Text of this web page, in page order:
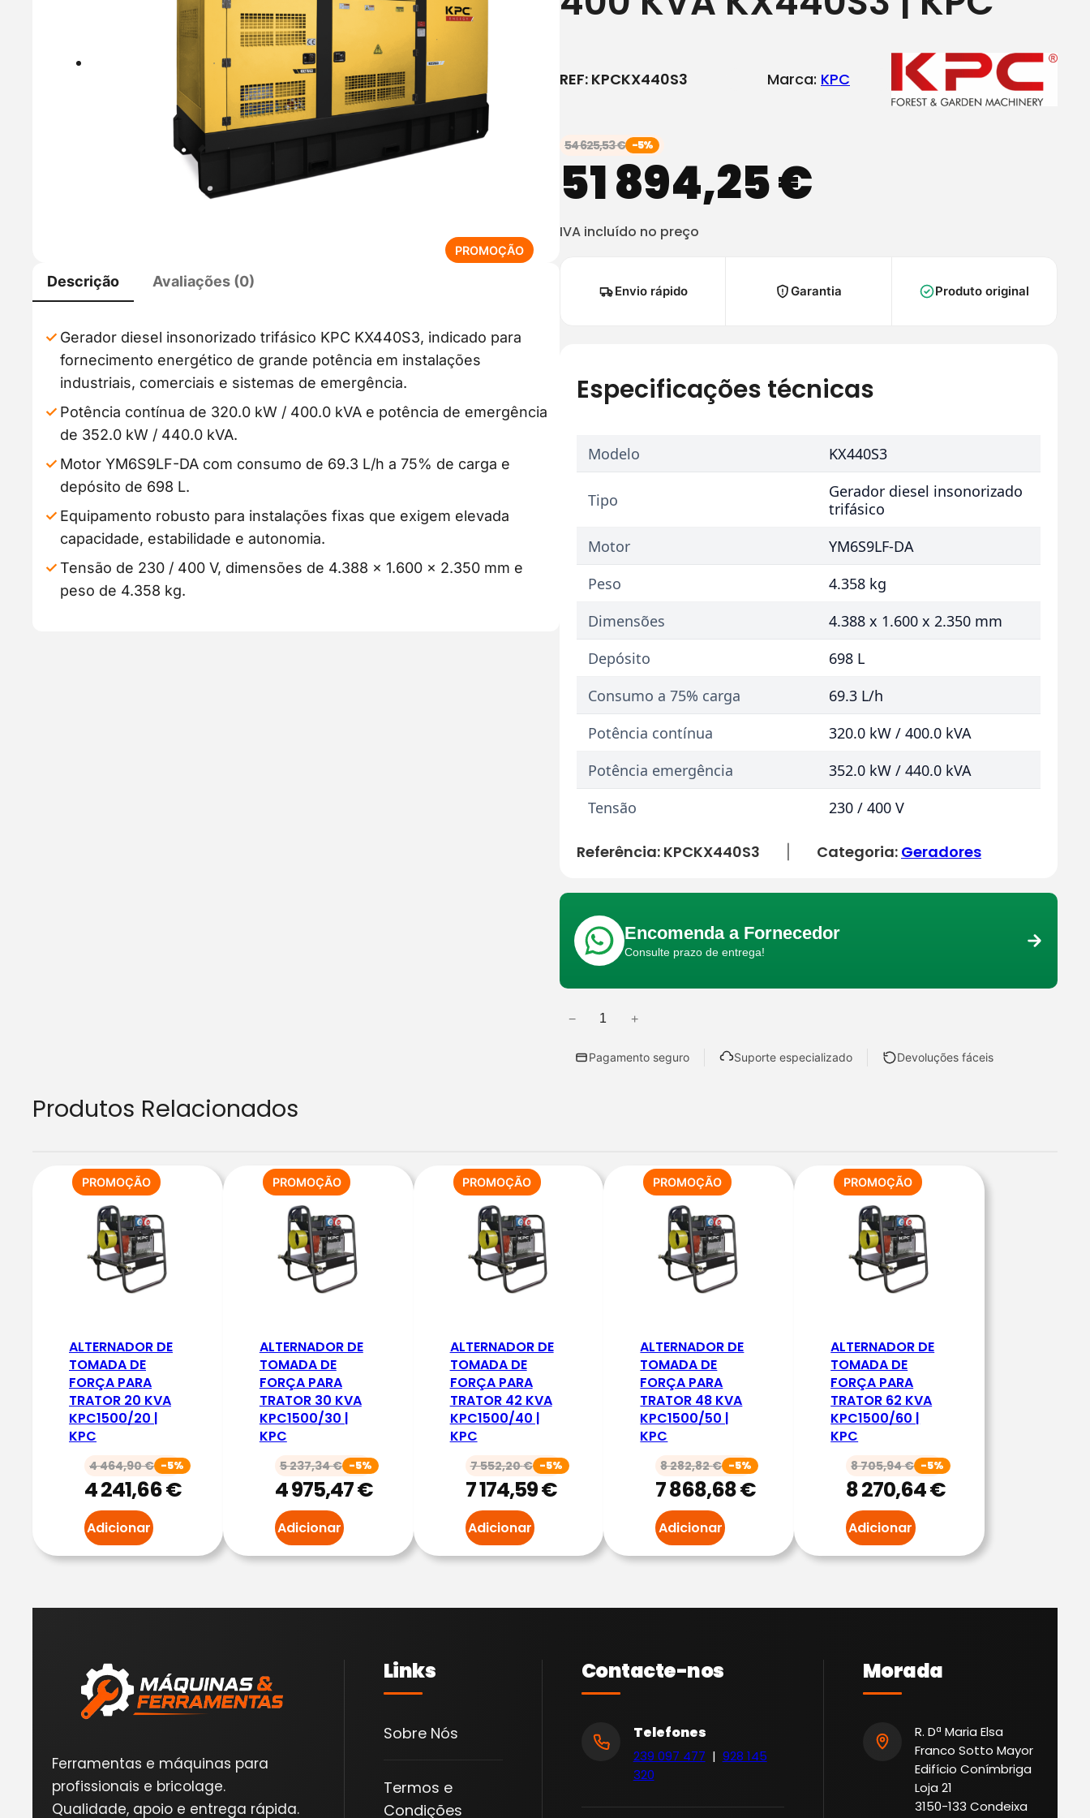
PROMOÇÃOP
P
Descrição Avaliações (0)
Gerador diesel insonorizado trifásico KPC KX440S3, indicado para
fornecimento energético de grande potência em instalações
industriais, comerciais e sistemas de emergência.
Potência contínua de 320.0 kW / 400.0 kVA e potência de emergência
de 352.0 kW / 440.0 kVA.
Motor YM6S9LF-DA com consumo de 69.3 L/h a 75% de carga e
depósito de 698 L.
Equipamento robusto para instalações fixas que exigem elevada
capacidade, estabilidade e autonomia.
Tensão de 230 / 400 V, dimensões de 4.388 x 1.600 x 2.350 mm e
peso de 4.358 kg.
REF: KPCKX440S3 Marca: KPC
54 625,53€ -5%
51 894,25€
IVA incluído no preço
Envio rápido Garantia Produto original
Especificações técnicas
Modelo KX440S3
Tipo
Gerador diesel insonorizado
trifásico
Motor
YM6S9LF-DA
Peso
4.358 kg
Dimensões
4.388 x 1.600 x 2.350 mm
Depósito
698 L
Consumo a 75% carga
69.3 L/h
Potência contínua
320.0 kW / 400.0 kVA
Potência emergência
352.0 kW / 440.0 kVA
Tensão
230 / 400 V
Referência: KPCKX440S3 Categoria: Geradores
Encomenda a Fornecedor
Consulte prazo de entrega!
Q
I
L
N
− +
Pagamento seguro Suporte especializado Devoluções fáceis
Produtos Relacionados
PROMOÇÃOPRODUTO
EM
PROMOÇÃO
ALTERNADOR DE
TOMADA DE
FORÇA PARA
TRATOR 20 KVA
KPC1500/20 |
KPC
4 464,90€ -5%
4 241,66€
Adicionar
PROMOÇÃOPRODUTO
EM
PROMOÇÃO
ALTERNADOR DE
TOMADA DE
FORÇA PARA
TRATOR 30 KVA
KPC1500/30 |
KPC
5 237,34€ -5%
4 975,47€
Adicionar
PROMOÇÃOPRODUTO
EM
PROMOÇÃO
ALTERNADOR DE
TOMADA DE
FORÇA PARA
TRATOR 42 KVA
KPC1500/40 |
KPC
7 552,20€ -5%
7 174,59€
Adicionar
PROMOÇÃOPRODUTO
EM
PROMOÇÃO
ALTERNADOR DE
TOMADA DE
FORÇA PARA
TRATOR 48 KVA
KPC1500/50 |
KPC
8 282,82€ -5%
7 868,68€
Adicionar
PROMOÇÃOPRODUTO
EM
PROMOÇÃO
ALTERNADOR DE
TOMADA DE
FORÇA PARA
TRATOR 62 KVA
KPC1500/60 |
KPC
8 705,94€ -5%
8 270,64€
Adicionar
Ferramentas e máquinas para
profissionais e bricolage.
Qualidade, apoio e entrega rápida.
Links
Sobre Nós
Termos e
Condições
Contacte-nos
Telefones
239 097 477 | 928 145
320
Morada
R. Dª Maria Elsa
Franco Sotto Mayor
Edifício Conímbriga
Loja 21
3150-133 Condeixa